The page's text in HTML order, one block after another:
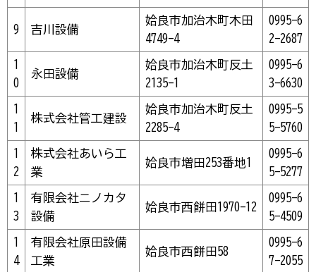
9 吉川設備
姶良市加治木町木田
4749-4
0995-6
2-2687
1
0
永田設備
姶良市加治木町反土
2135-1
0995-6
3-6630
1
1
株式会社管工建設
姶良市加治木町反土
2285-4
0995-5
5-5760
1
2
株式会社あいら工
業
姶良市増田253番地1
0995-6
5-5277
1
3
有限会社ニノカタ
設備
姶良市西餅田1970-12
0995-6
5-4509
1
4
有限会社原田設備
工業
姶良市西餅田58
0995-6
7-2055